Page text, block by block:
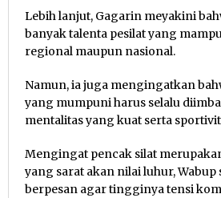
Lebih lanjut, Gagarin meyakini
banyak talenta pesilat yang
regional maupun nasional.
Namun, ia juga mengingatkan
yang mumpuni harus selalu
mentalitas yang kuat serta
Mengingat pencak silat
yang sarat akan nilai luhur, Wabup
berpesan agar tingginya tensi